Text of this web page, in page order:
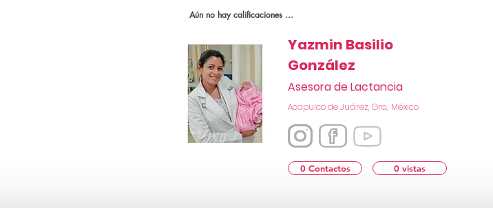
Aún no hay calificaciones ...
Yazmin Basilio
González
Asesora de Lactancia
Acapulco de Juárez, Gro., México
0 Contactos 0 vistas